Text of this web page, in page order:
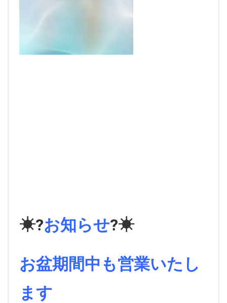
☀?お知らせ?☀
お盆期間中も営業いたし
ます